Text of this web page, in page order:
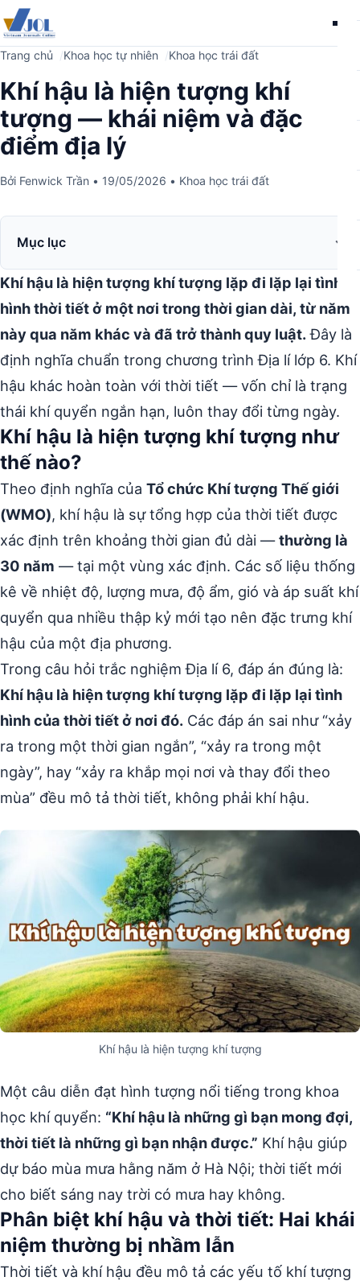
Trang chủ Khoa học tự nhiên Khoa học trái đất
Khí hậu là hiện tượng khí
tượng — khái niệm và đặc
điểm địa lý
Bởi Fenwick Trần • 19/05/2026 • Khoa học trái đất
Mục lục
Khí hậu là hiện tượng khí tượng lặp đi lặp lại tình
hình thời tiết ở một nơi trong thời gian dài, từ năm
này qua năm khác và đã trở thành quy luật.Đây là
định nghĩa chuẩn trong chương trình Địa lí lớp 6. Khí
hậu khác hoàn toàn với thời tiết — vốn chỉ là trạng
thái khí quyển ngắn hạn, luôn thay đổi từng ngày.
Khí hậu là hiện tượng khí tượng như
thế nào?
Theo định nghĩa của Tổ chức Khí tượng Thế giới
(WMO), khí hậu là sự tổng hợp của thời tiết được
xác định trên khoảng thời gian đủ dài —thường là
30 năm — tại một vùng xác định. Các số liệu thống
kê về nhiệt độ, lượng mưa, độ ẩm, gió và áp suất khí
quyển qua nhiều thập kỷ mới tạo nên đặc trưng khí
hậu của một địa phương.
Trong câu hỏi trắc nghiệm Địa lí 6, đáp án đúng là:
Khí hậu là hiện tượng khí tượng lặp đi lặp lại tình
hình của thời tiết ở nơi đó. Các đáp án sai như “xảy
ra trong một thời gian ngắn”, “xảy ra trong một
ngày”, hay “xảy ra khắp mọi nơi và thay đổi theo
mùa” đều mô tả thời tiết, không phải khí hậu.
Khí hậu là hiện tượng khí tượng
Một câu diễn đạt hình tượng nổi tiếng trong khoa
học khí quyển: “Khí hậu là những gì bạn mong đợi,
thời tiết là những gì bạn nhận được.” Khí hậu giúp
dự báo mùa mưa hằng năm ở Hà Nội; thời tiết mới
cho biết sáng nay trời có mưa hay không.
Phân biệt khí hậu và thời tiết: Hai khái
niệm thường bị nhầm lẫn
Thời tiết và khí hậu đều mô tả các yếu tố khí tượng